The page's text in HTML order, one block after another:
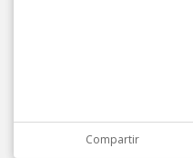
Compartir